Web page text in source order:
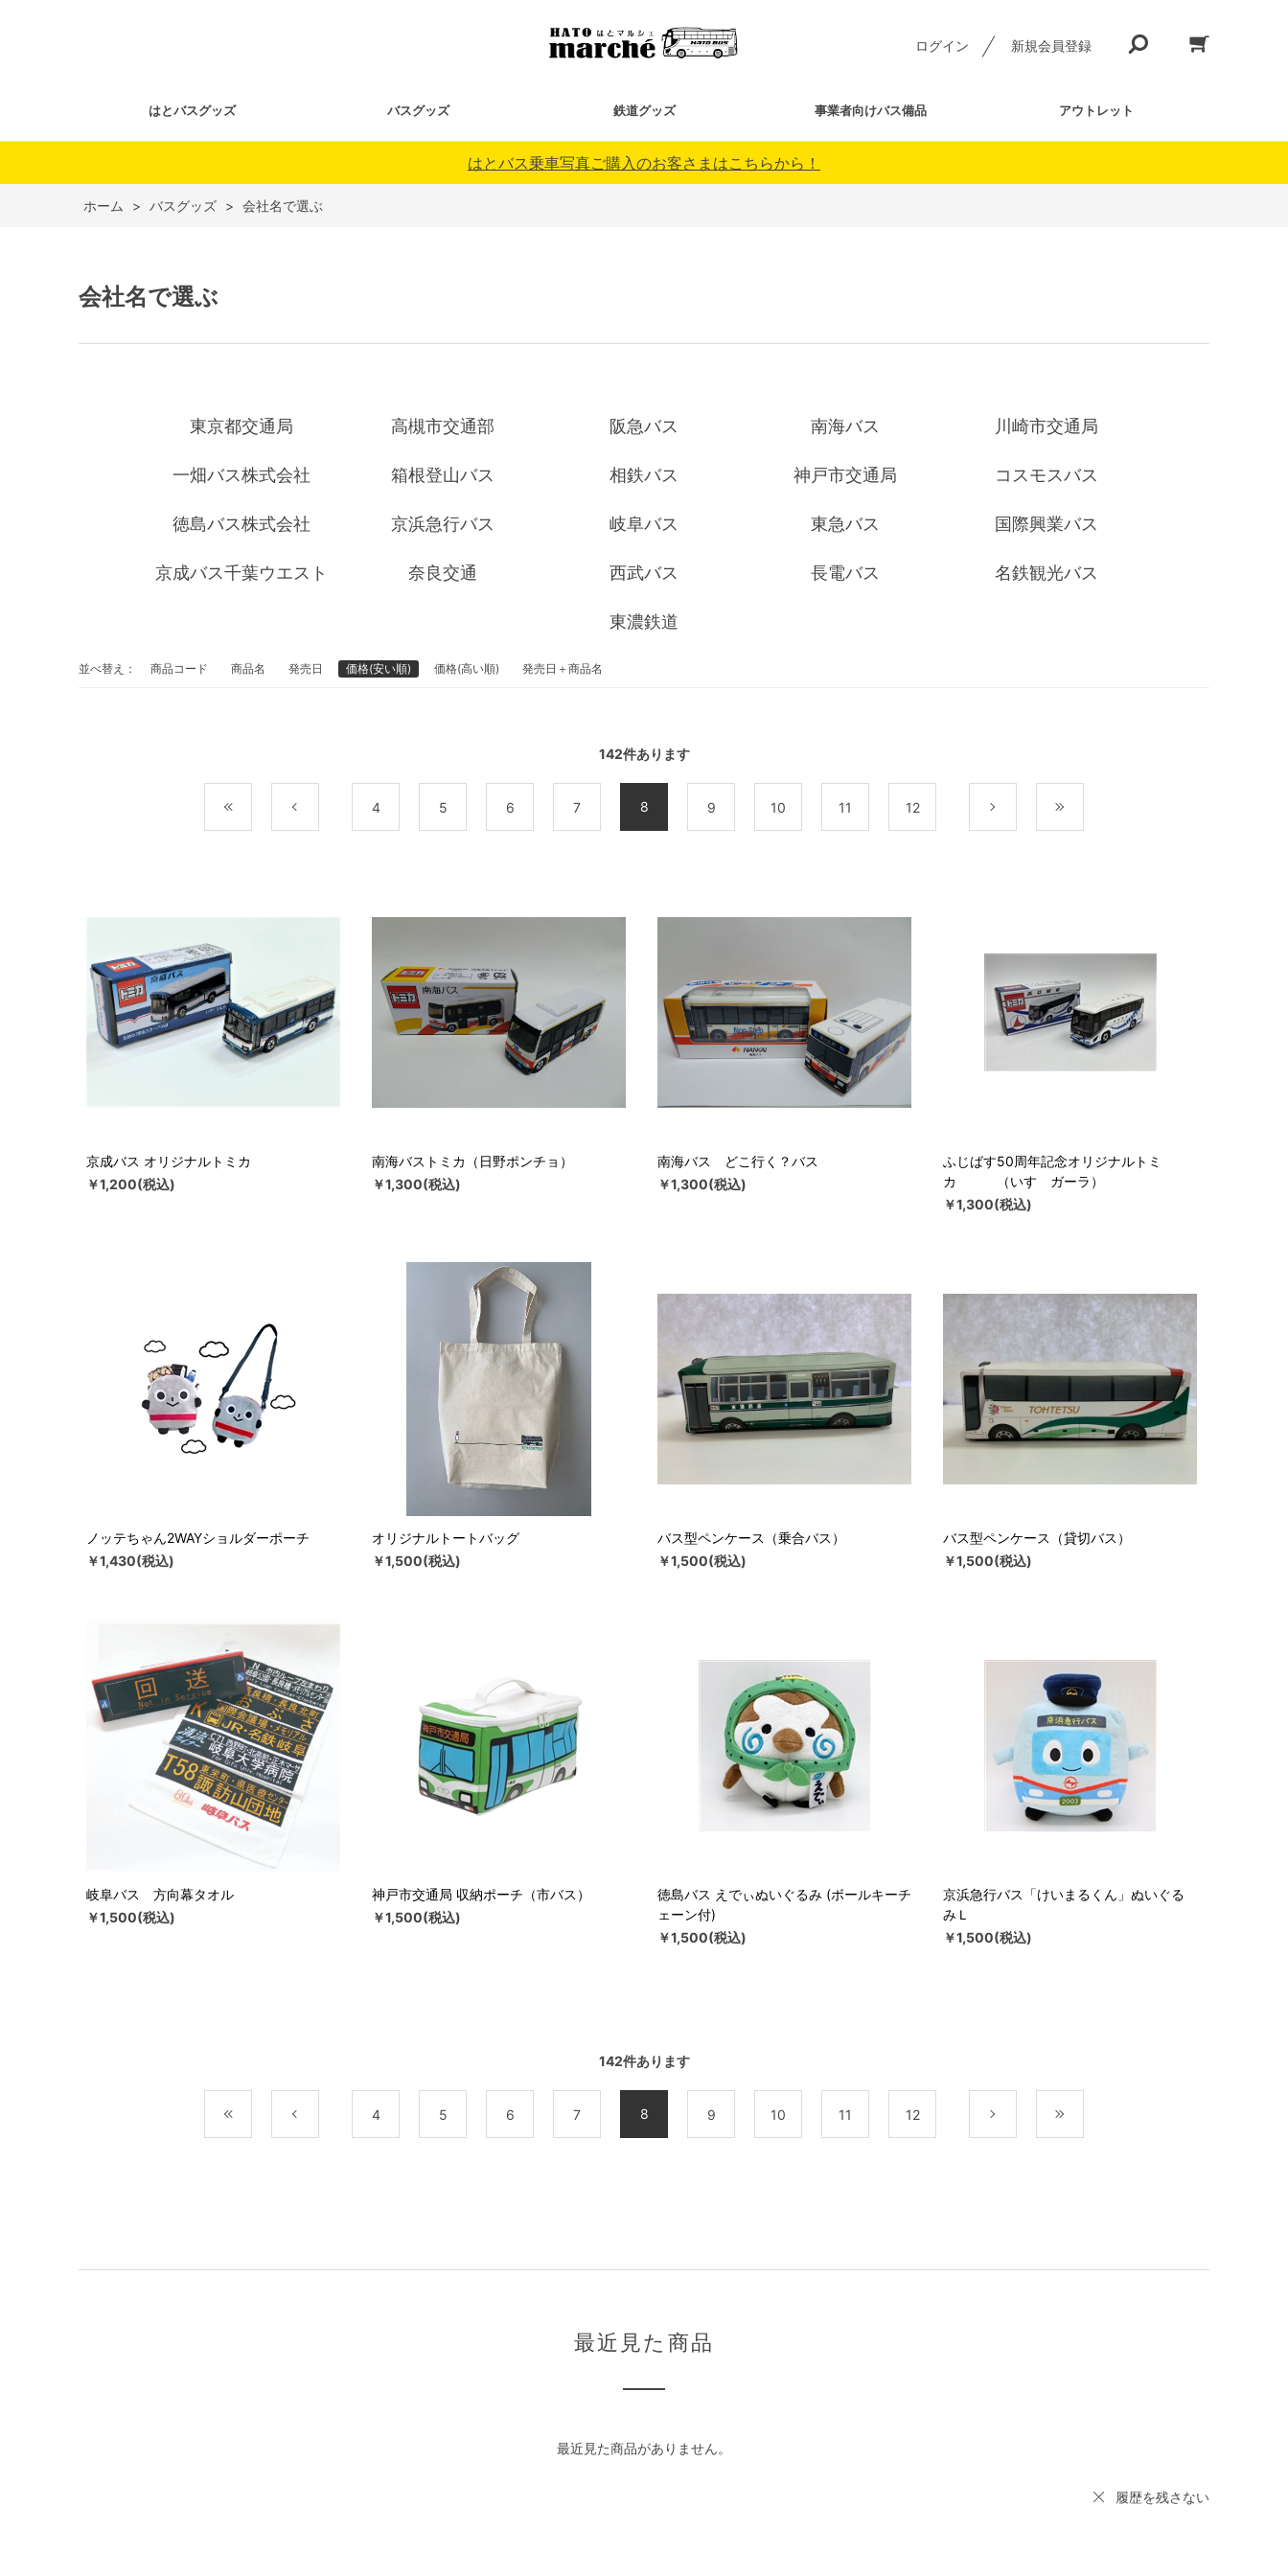
ログイン 新規会員登録
はとバスグッズ バスグッズ 鉄道グッズ 事業者向けバス備品 アウトレット
はとバス乗車写真ご購入のお客さまはこちらから！
ホーム > バスグッズ > 会社名で選ぶ
会社名で選ぶ
東京都交通局 高槻市交通部 阪急バス 南海バス 川崎市交通局
一畑バス株式会社 箱根登山バス 相鉄バス 神戸市交通局 コスモスバス
徳島バス株式会社 京浜急行バス 岐阜バス 東急バス 国際興業バス
京成バス千葉ウエスト 奈良交通 西武バス 長電バス 名鉄観光バス
東濃鉄道
並べ替え： 商品コード 商品名 発売日 価格(安い順) 価格(高い順) 発売日＋商品名
142件あります
4 5 6 7 8 9 10 11 12
京成バス オリジナルトミカ
￥1,200(税込)
南海バストミカ（日野ポンチョ）
￥1,300(税込)
南海バス どこ行く？バス
￥1,300(税込)
ふじばす50周年記念オリジナルトミ
カ （いすゞガーラ）
￥1,300(税込)
ノッテちゃん2WAYショルダーポーチ
￥1,430(税込)
オリジナルトートバッグ
￥1,500(税込)
バス型ペンケース（乗合バス）
￥1,500(税込)
バス型ペンケース（貸切バス）
￥1,500(税込)
岐阜バス 方向幕タオル
￥1,500(税込)
神戸市交通局 収納ポーチ（市バス）
￥1,500(税込)
徳島バス えでぃぬいぐるみ (ボールキーチ
ェーン付)
￥1,500(税込)
京浜急行バス「けいまるくん」ぬいぐる
みＬ
￥1,500(税込)
142件あります
4 5 6 7 8 9 10 11 12
最近見た商品
最近見た商品がありません。
履歴を残さない